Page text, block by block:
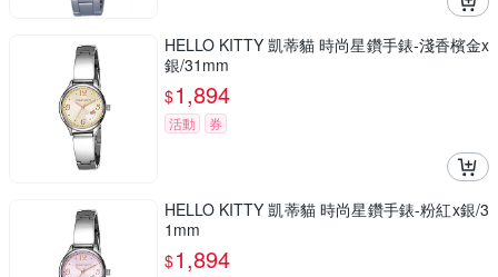
HELLO KITTY 凱蒂貓 時尚星鑽手錶-淺香檳金x
銀/31mm
$1,894
活動 券
HELLO KITTY 凱蒂貓 時尚星鑽手錶-粉紅x銀/3
1mm
$1,894